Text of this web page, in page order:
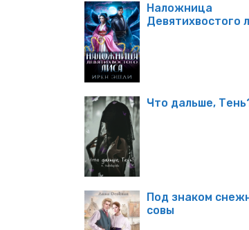
Наложница
Девятихвостого
Что дальше,
Под знаком
совы